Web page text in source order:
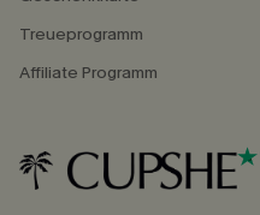
Treueprogramm
Affiliate Programm
undDatenschutzbestimmungen